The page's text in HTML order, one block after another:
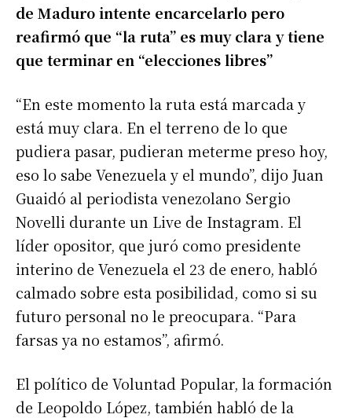
de Maduro intente encarcelarlo pero
reafirmó que “la ruta” es muy clara y tiene
que terminar en “elecciones libres”
“En este momento la ruta está marcada y
está muy clara. En el terreno de lo que
pudiera pasar, pudieran meterme preso hoy,
eso lo sabe Venezuela y el mundo”, dijo Juan
Guaidó al periodista venezolano Sergio
Novelli durante un Live de Instagram. El
líder opositor, que juró como presidente
interino de Venezuela el 23 de enero, habló
calmado sobre esta posibilidad, como si su
futuro personal no le preocupara. “Para
farsas ya no estamos”, afirmó.
El político de Voluntad Popular, la formación
de Leopoldo López, también habló de la